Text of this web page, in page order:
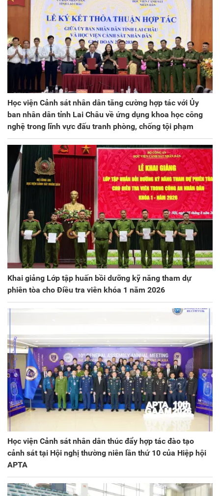
Học viện Cảnh sát nhân dân tăng cường hợp tác với Ủy
ban nhân dân tỉnh Lai Châu về ứng dụng khoa học công
nghệ trong lĩnh vực đấu tranh phòng, chống tội phạm
Khai giảng Lớp tập huấn bồi dưỡng kỹ năng tham dự
phiên tòa cho Điều tra viên khóa 1 năm 2026
Học viện Cảnh sát nhân dân thúc đẩy hợp tác đào tạo
cảnh sát tại Hội nghị thường niên lần thứ 10 của Hiệp hội
APTA